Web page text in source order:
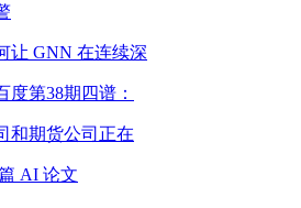
让 GNN 在连续深
第38期四谱：
和期货公司正在
AI 论文